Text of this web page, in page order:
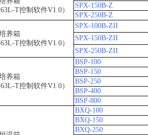
T控制软件V1.0）
SPX-150B-Z
SPX-250B-Z
养箱
T控制软件V1.0）
SPX-100B-ZII
SPX-150B-ZII
SPX-250B-ZII
养箱
T控制软件V1.0）
BSP-100
BSP-150
BSP-250
BSP-400
BSP-800
BXQ-100
BXQ-150
BXQ-250